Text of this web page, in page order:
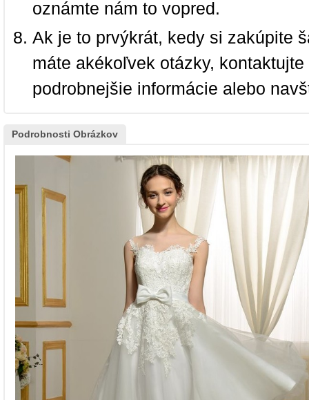
oznámte nám to vopred.
Ak je to prvýkrát, kedy si zakúpite
máte akékoľvek otázky,
podrobnejšie informácie alebo
Podrobnosti Obrázkov